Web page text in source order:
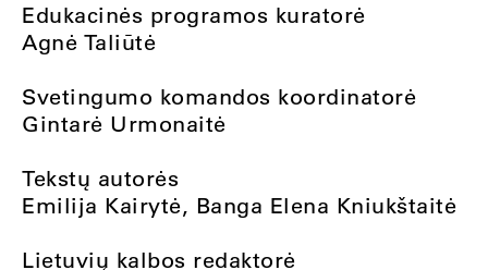
Edukacinės programos kuratorė
Agnė Taliūtė
Svetingumo komandos koordinatorė
Gintarė Urmonaitė
Tekstų autorės
Emilija Kairytė, Banga Elena Kniukštaitė
Lietuvių kalbos redaktorė